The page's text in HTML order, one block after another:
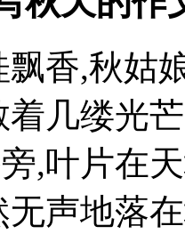
飘香,秋
几缕光
,叶片在
无声地